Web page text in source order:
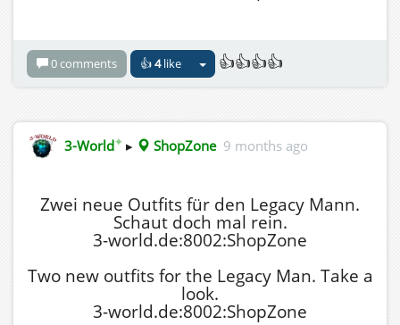
0 comments 👍4like 👍👍👍👍
3-World✦ ▸ ShopZone 9 months ago
Zwei neue Outfits für den Legacy Mann.
Schaut doch mal rein.
3-world.de:8002:ShopZone
Two new outfits for the Legacy Man. Take a
look.
3-world.de:8002:ShopZone